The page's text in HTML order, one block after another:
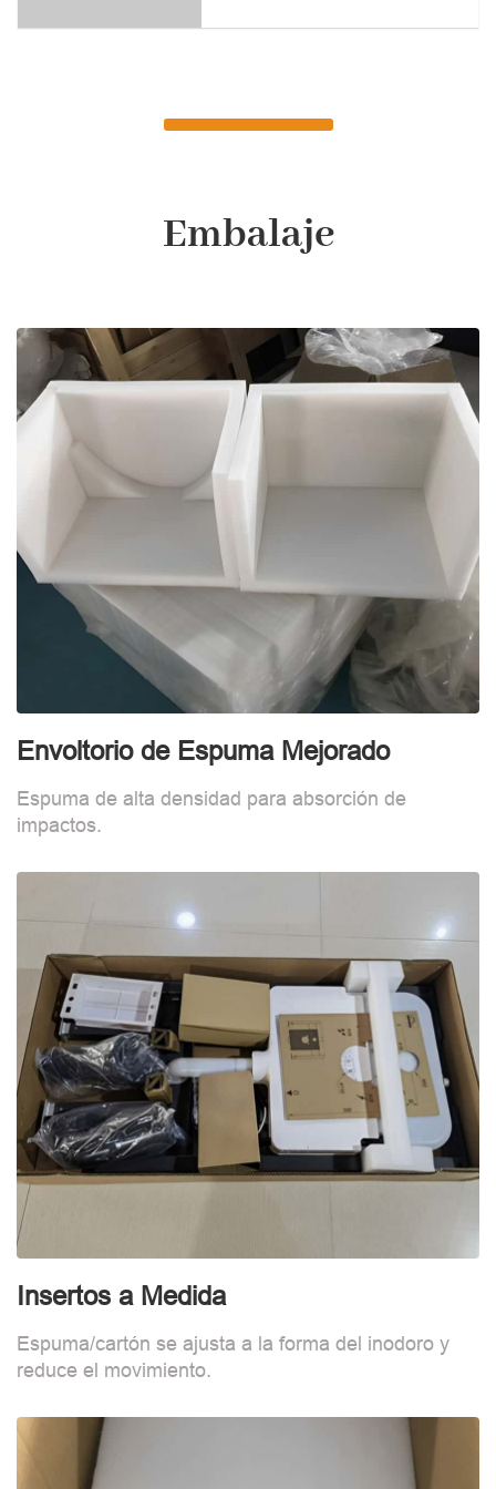
Embalaje
Envoltorio de Espuma Mejorado
Espuma de alta densidad para absorción de
impactos.
Insertos a Medida
Espuma/cartón se ajusta a la forma del inodoro y
reduce el movimiento.